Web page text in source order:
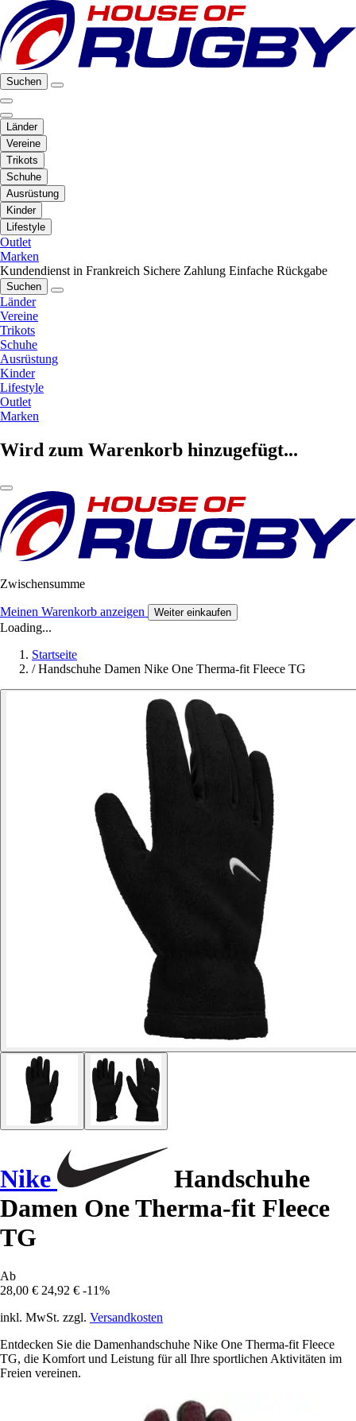
Suchen
Länder
Vereine
Trikots
Schuhe
Ausrüstung
Kinder
Lifestyle
Outlet
Marken
Kundendienst in Frankreich Sichere Zahlung Einfache Rückgabe
Suchen
Länder
Vereine
Trikots
Schuhe
Ausrüstung
Kinder
Lifestyle
Outlet
Marken
Wird zum Warenkorb hinzugefügt...
Zwischensumme
Meinen Warenkorb anzeigen Weiter einkaufen
Loading...
Startseite
/ Handschuhe Damen Nike One Therma-fit Fleece TG
Nike
Handschuhe
Damen One Therma-fit Fleece
TG
Ab
28,00 € 24,92 € -11%
inkl. MwSt. zzgl. Versandkosten
Entdecken Sie die Damenhandschuhe Nike One Therma-fit Fleece
TG, die Komfort und Leistung für all Ihre sportlichen Aktivitäten im
Freien vereinen.